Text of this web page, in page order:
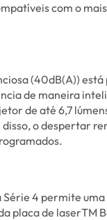
com o
(40dB(A))
de maneira
de até 6,7
o despertar
4 permite
placa de laserTM